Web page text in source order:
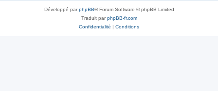
Développé parphpBB® Forum Software © phpBB Limited
Traduit parphpBB-fr.com
Confidentialité | Conditions